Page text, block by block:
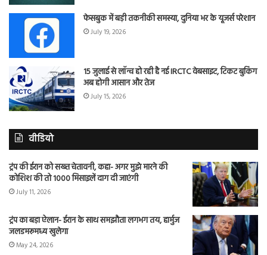
फेसबुक में बड़ी तकनीकी समस्या, दुनिया भर के यूजर्स परेशान
July 19, 2026
15 जुलाई से लॉन्च हो रही है नई IRCTC वेबसाइट, टिकट बुकिंग
अब होगी आसान और तेज
July 15, 2026
वीडियो
ट्रंप की ईरान को सख्त चेतावनी, कहा- अगर मुझे मारने की
कोशिश की तो 1000 मिसाइलें दाग दी जाएंगी
July 11, 2026
ट्रंप का बड़ा ऐलान- ईरान के साथ समझौता लगभग तय, हार्मुज
जलडमरूमध्य खुलेगा
May 24, 2026